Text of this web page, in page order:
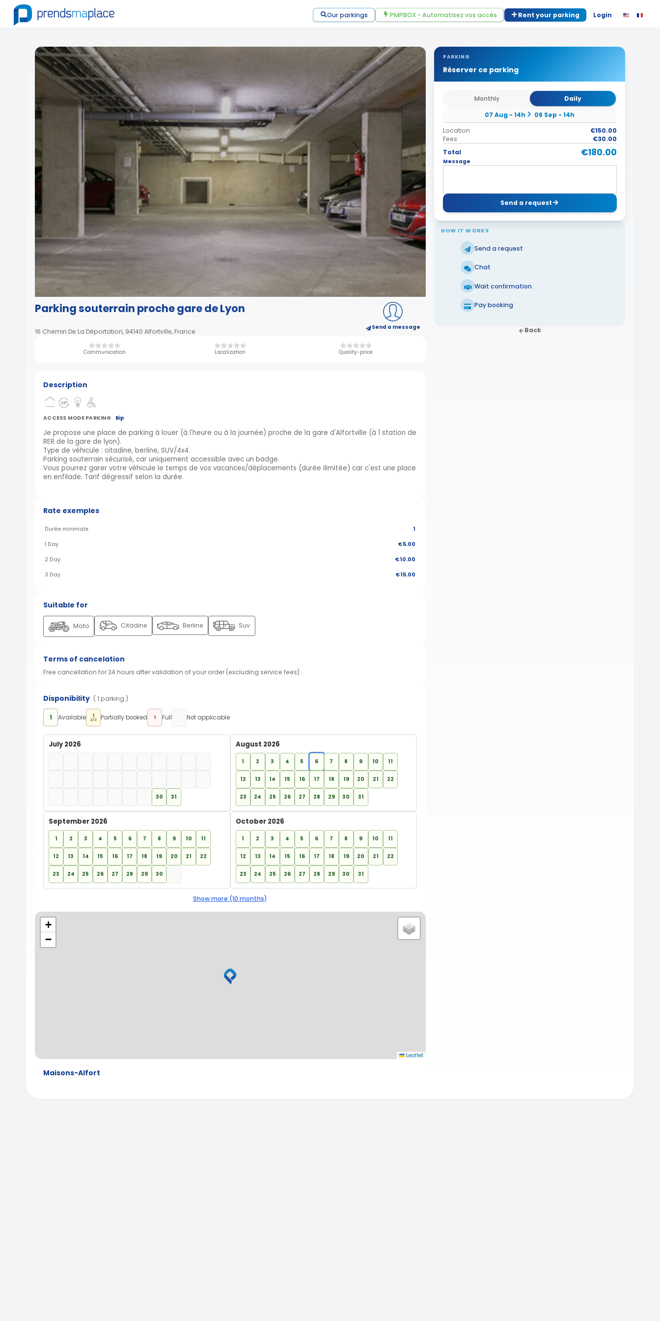
Our parkings PMPBOX - Automatisez vos accès Rent your parking Login
Parking souterrain proche gare de Lyon
16 Chemin De La Déportation, 94140 Alfortville, France Send a message
Communication Localization Quality-price
PARKING
Réserver ce parking
Monthly
Daily
07 Aug - 14h
06 Sep - 14h
Location
€150.00
Fees
€30.00
Total
€180.00
Message
Send a request
HOW IT WORKS
Send a request
Chat
Wait confirmation
Pay booking
Back
Description
ACCESS MODE PARKING Bip
Je propose une place de parking à louer (à l'heure ou à la journée) proche de la gare d'Alfortville (à 1 station de
RER de la gare de lyon).
Type de véhicule : citadine, berline, SUV/4x4.
Parking souterrain sécurisé, car uniquement accessible avec un badge.
Vous pourrez garer votre véhicule le temps de vos vacances/déplacements (durée ilimitée) car c'est une place
en enfilade. Tarif dégressif selon la durée.
Rate exemples
Durée minimale 1
1 Day €5.00
2 Day €10.00
3 Day €15.00
Suitable for
Moto Citadine Berline Suv
Terms of cancelation
Free cancellation for 24 hours after validation of your order (excluding service fees)
Disponibility ( 1 parking )
1 Available 1
2/3 Partially booked 1 Full Not applicable
July 2026
30 31
August 2026
1 2 3 4 5 6 7 8 9 10 11
12 13 14 15 16 17 18 19 20 21 22
23 24 25 26 27 28 29 30 31
September 2026
1 2 3 4 5 6 7 8 9 10 11
12 13 14 15 16 17 18 19 20 21 22
23 24 25 26 27 28 29 30
October 2026
1 2 3 4 5 6 7 8 9 10 11
12 13 14 15 16 17 18 19 20 21 22
23 24 25 26 27 28 29 30 31
Show more (10 months)
+
−
Leaflet
Maisons-Alfort